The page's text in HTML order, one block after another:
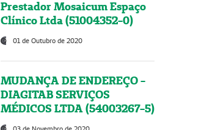
Prestador Mosaicum Espaço
Clínico Ltda (51004352-0)
01 de Outubro de 2020
MUDANÇA DE ENDEREÇO -
DIAGITAB SERVIÇOS
MÉDICOS LTDA (54003267-5)